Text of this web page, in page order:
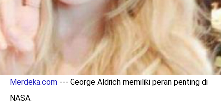
benefit
Merdeka.com --- George Aldrich memiliki peran penting di
NASA.